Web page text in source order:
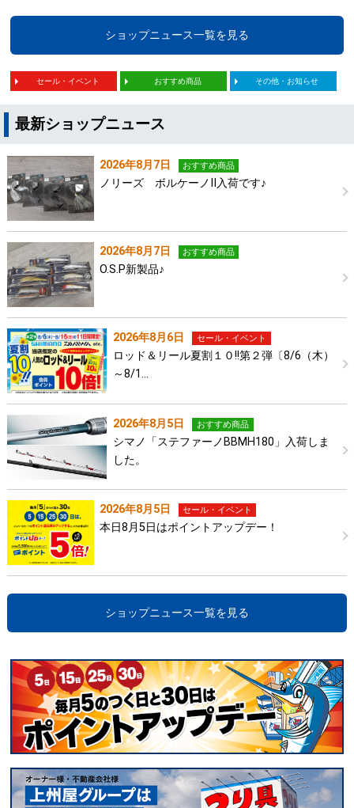
ショップニュース一覧を見る
セール・イベント おすすめ商品 その他・お知らせ
最新ショップニュース
2026年8月7日 おすすめ商品
ノリーズ ボルケーノⅡ入荷です♪
2026年8月7日 おすすめ商品
O.S.P新製品♪
2026年8月6日 セール・イベント
ロッド＆リール夏割１０!!第２弾〔8/6（木）
～8/1…
2026年8月5日 おすすめ商品
シマノ「ステファーノBBMH180」入荷しま
した。
2026年8月5日 セール・イベント
本日8月5日はポイントアップデー！
ショップニュース一覧を見る